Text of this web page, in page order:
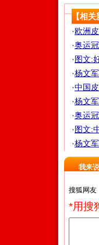
【相关
·欧洲
·奥运
·图文:
·杨文
·中国
·杨文
·奥运
·图文:
·杨文
我来
*用搜